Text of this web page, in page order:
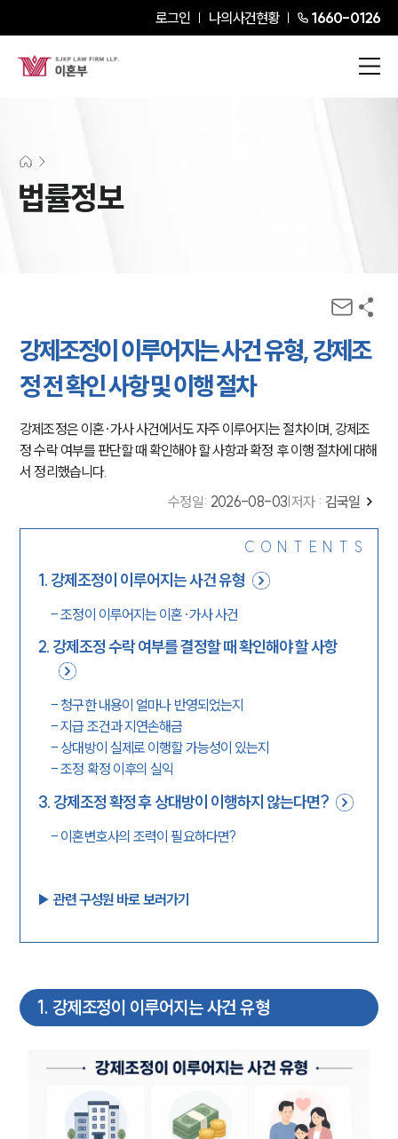
로그인 나의사건현황 1660-0126
법률정보
강제조정이 이루어지는 사건 유형, 강제조
정 전 확인 사항 및 이행 절차
강제조정은 이혼·가사 사건에서도 자주 이루어지는 절차이며, 강제조
정 수락 여부를 판단할 때 확인해야 할 사항과 확정 후 이행 절차에 대해
서 정리했습니다.
수정일: 2026-08-03 저자 : 김국일
CONTENTS
1. 강제조정이 이루어지는 사건 유형
-조정이 이루어지는 이혼·가사 사건
2. 강제조정 수락 여부를 결정할 때 확인해야 할 사항
-청구한 내용이 얼마나 반영되었는지
-지급 조건과 지연손해금
- 상대방이 실제로 이행할 가능성이 있는지
-조정 확정 이후의 실익
3. 강제조정 확정 후 상대방이 이행하지 않는다면?
- 이혼변호사의 조력이 필요하다면?
▶︎ 관련 구성원 바로 보러가기
1. 강제조정이 이루어지는 사건 유형